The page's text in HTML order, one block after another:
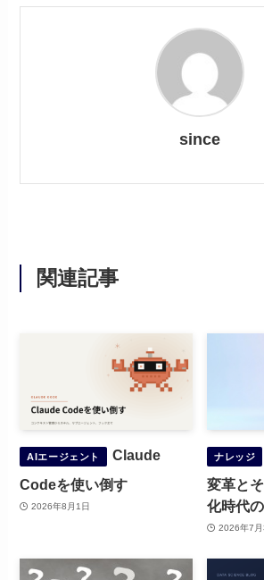
since
関連記事
AIエージェント
Claude
Codeを使い倒す
2026年8月1日
ナレッジ
変革と
化時代
2026年7月